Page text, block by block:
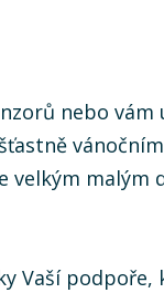
nebo
velkým malým
Vaší podpoře,